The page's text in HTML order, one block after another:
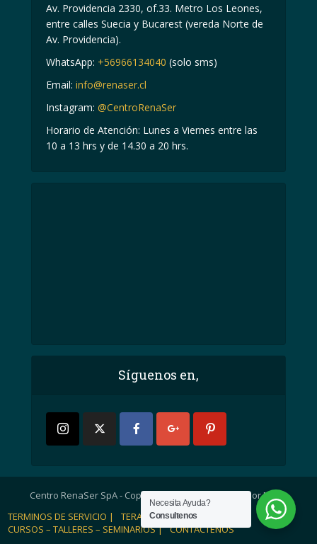
Av. Providencia 2330, of.33. Metro Los Leones,
entre calles Suecia y Bucarest (vereda Norte de
Av. Providencia).
WhatsApp: +56966134040 (solo sms)
Email: info@renaser.cl
Instagram: @CentroRenaSer
Horario de Atención: Lunes a Viernes entre las
10 a 13 hrs y de 14.30 a 20 hrs.
Síguenos en,
Centro RenaSer SpA - Copyright © 2007. Diseñado por MEBP
TERMINOS DE SERVICIO |
TERAPIAS |
CURSOS – TALLERES – SEMINARIOS | CONTACTENOS
Necesita Ayuda?
Consultenos
Sitio de Confianza